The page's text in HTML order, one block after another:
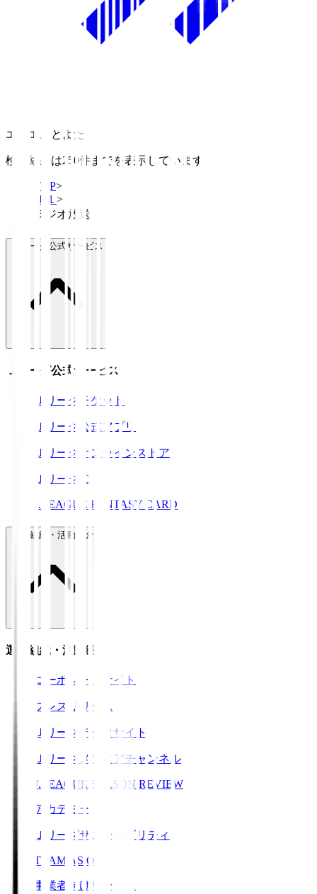
エフエムとよた
検索結果は250件までを表示しています
TOP>
Ｊ１ >
ラジオ放送
Ｊリーグ公式サービス
Ｊリーグ公式サービス
Ｊリーグチケット
Ｊリーグ公式アプリ
Ｊリーグオンラインストア
ＪリーグID
J.LEAGUE FANTASY CARD
運営組織・活動紹介
運営組織・活動紹介
コーポレートサイト
プレスリリース
Ｊリーグデータサイト
Ｊリーグメディアチャンネル
J.LEAGUE SEASON REVIEW
アカデミー
Ｊリーグサステナビリティ
TEAM AS ONE
事業者向けサービス